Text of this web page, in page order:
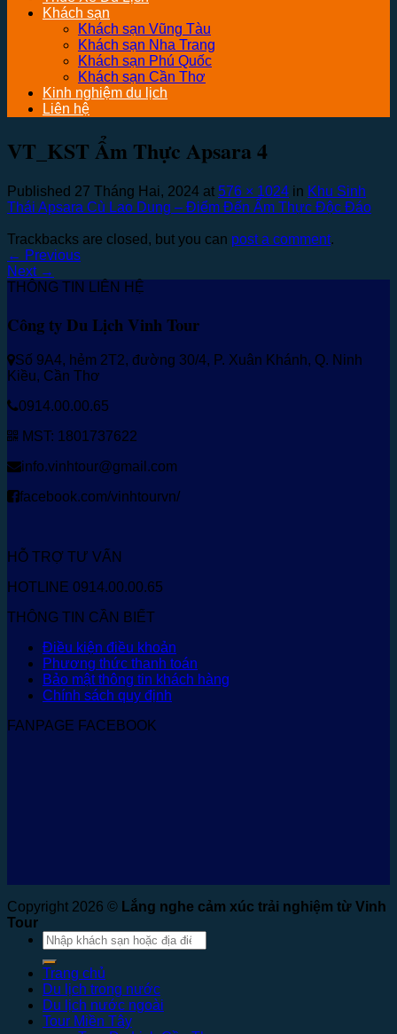
Khách sạn
Khách sạn Vũng Tàu
Khách sạn Nha Trang
Khách sạn Phú Quốc
Khách sạn Cần Thơ
Kinh nghiệm du lịch
Liên hệ
VT_KST Ẩm Thực Apsara 4
Published 27 Tháng Hai, 2024 at 576 × 1024 in Khu Sinh
Thái Apsara Cù Lao Dung – Điểm Đến Ẩm Thực Độc Đáo
Trackbacks are closed, but you can post a comment.
← Previous
Next →
THÔNG TIN LIÊN HỆ
Công ty Du Lịch Vinh Tour
Số 9A4, hẻm 2T2, đường 30/4, P. Xuân Khánh, Q. Ninh
Kiều, Cần Thơ
0914.00.00.65
MST: 1801737622
info.vinhtour@gmail.com
facebook.com/vinhtourvn/
HỖ TRỢ TƯ VẤN
HOTLINE 0914.00.00.65
THÔNG TIN CẦN BIẾT
Điều kiện điều khoản
Phương thức thanh toán
Bảo mật thông tin khách hàng
Chính sách quy định
FANPAGE FACEBOOK
Copyright 2026 © Lắng nghe cảm xúc trải nghiệm từ Vinh
Tour
Tìm
kiếm:
Trang chủ
Du lịch trong nước
Du lịch nước ngoài
Tour Miền Tây